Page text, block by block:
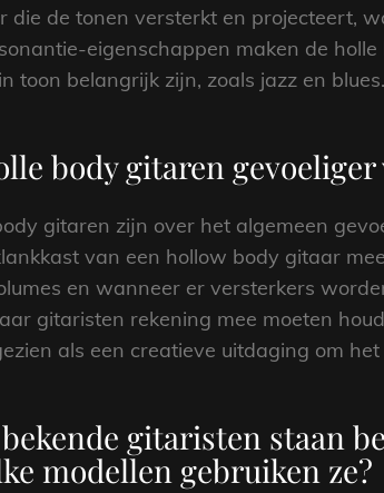
die de tonen versterkt en projecteert,
eigenschappen maken de
toon belangrijk zijn, zoals jazz en blues.
body gitaren
gitaren zijn over het algemeen
van een hollow body gitaar
en wanneer er versterkers
gitaristen rekening mee moeten
als een creatieve uitdaging om
gitaristen staan
modellen gebruiken ze?